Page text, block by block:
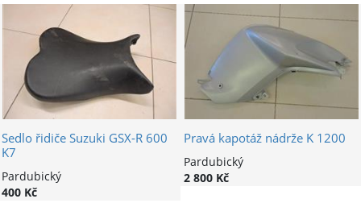
Sedlo řidiče Suzuki GSX-R 600
K7
Pardubický
400 Kč
Pravá kapotáž nádrže K 1200
Pardubický
2 800 Kč